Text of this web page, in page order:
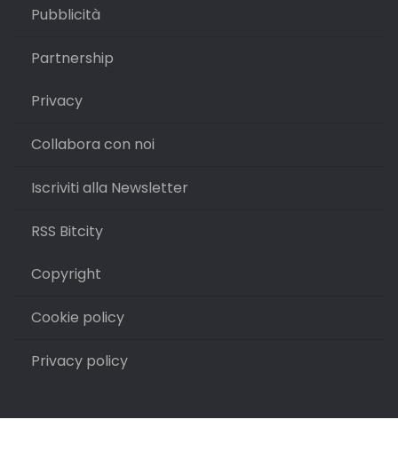
Pubblicità
Partnership
Privacy
Collabora con noi
Iscriviti alla Newsletter
RSS Bitcity
Copyright
Cookie policy
Privacy policy